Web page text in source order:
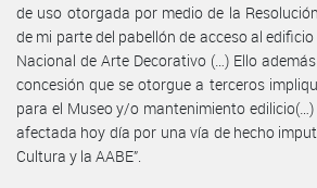
de uso otorgada por medio de la
de mi parte del pabellón de acceso al
Nacional de Arte Decorativo (…) Ello
concesión que se otorgue a terceros
para el Museo y/o mantenimiento
afectada hoy día por una vía de hecho
Cultura y la AABE”.